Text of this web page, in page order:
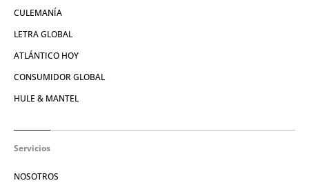
CULEMANÍA
LETRA GLOBAL
ATLÁNTICO HOY
CONSUMIDOR GLOBAL
HULE & MANTEL
Servicios
NOSOTROS